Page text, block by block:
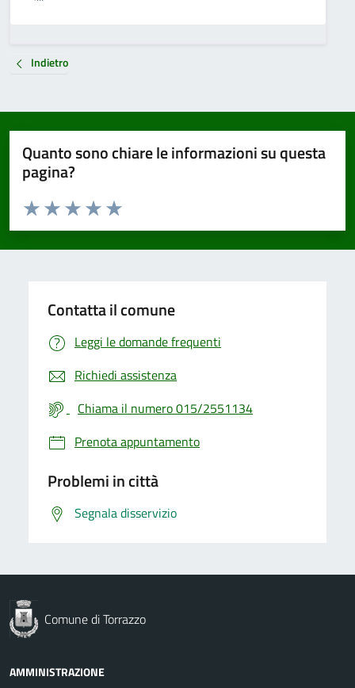
Indietro
Quanto sono chiare le informazioni su questa
pagina?
Valuta da 1 a 5 stelle la pagina
Valuta 5 stelle su 5
Valuta 4 stelle su 5
Valuta 3 stelle su 5
Valuta 2 stelle su 5
Valuta 1 stelle su 5
Contatta il comune
Leggi le domande frequenti
Richiedi assistenza
Chiama il numero 015/2551134
Prenota appuntamento
Problemi in città
Segnala disservizio
Comune di Torrazzo
AMMINISTRAZIONE